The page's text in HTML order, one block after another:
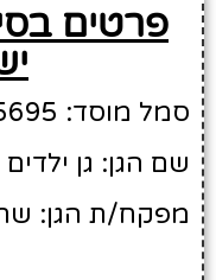
פרטים
סמל מוסד: 745695
שם הגן: גן ילדים
מפקח/ת הגן: